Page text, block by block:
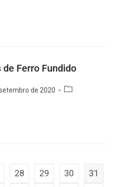
Ferro Fundido
de 2020
28 29 30
31